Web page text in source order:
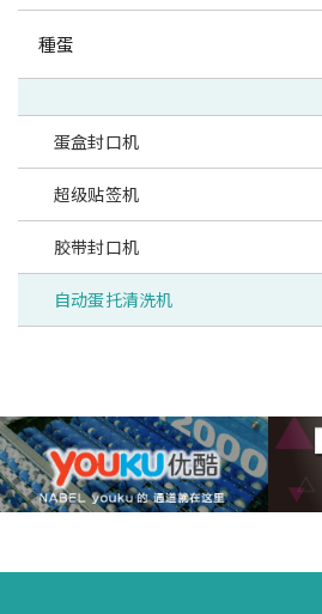
種蛋
蛋盒封口机
超级贴签机
胶带封口机
自动蛋托清洗机